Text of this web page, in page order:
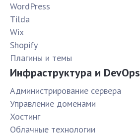
WordPress
Tilda
Wix
Shopify
Плагины и темы
Инфраструктура и DevOps
Администрирование сервера
Управление доменами
Хостинг
Облачные технологии